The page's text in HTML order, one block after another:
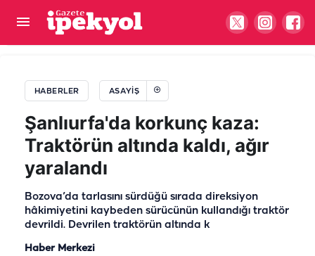
HABERLER ASAYIŞ
Şanlıurfa'da korkunç kaza:
Traktörün altında kaldı, ağır
yaralandı
Bozova’da tarlasını sürdüğü sırada direksiyon
hâkimiyetini kaybeden sürücünün kullandığı traktör
devrildi. Devrilen traktörün altında k
Haber Merkezi
Şanlıurfa'da zincirleme kaza: 3 araç birbirine girdi